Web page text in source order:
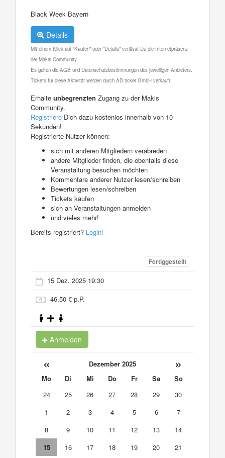
Black Week Bayern
Details
Mit einem Klick auf "Kaufen" oder "Details" verlässt Du die Internetpräsenz
der Makis Community.
Es gelten die AGB und Datenschutzbestimmungen des jeweiligen Anbieters.
Tickets für diese Aktivität werden durch AD ticket GmbH verkauft.
Erhalte unbegrenzten Zugang zu der Makis
Community.
Registriere Dich dazu kostenlos innerhalb von 10
Sekunden!
Registrierte Nutzer können:
sich mit anderen Mitgliedern verabreden
andere Mitglieder finden, die ebenfalls diese
Veranstaltung besuchen möchten
Kommentare anderer Nutzer lesen/schreiben
Bewertungen lesen/schreiben
Tickets kaufen
sich an Veranstaltungen anmelden
und vieles mehr!
Bereits registriert? Login!
Fertiggestellt
15 Dez. 2025 19:30
46,50 € p.P.
Anmelden
« Dezember 2025 »
Mo Di Mi Do Fr Sa
So
24
25 26 27 28 29
30
1
2 3 4 5 6
7
8
9 10 11 12 13
14
15
16 17 18 19 20
21